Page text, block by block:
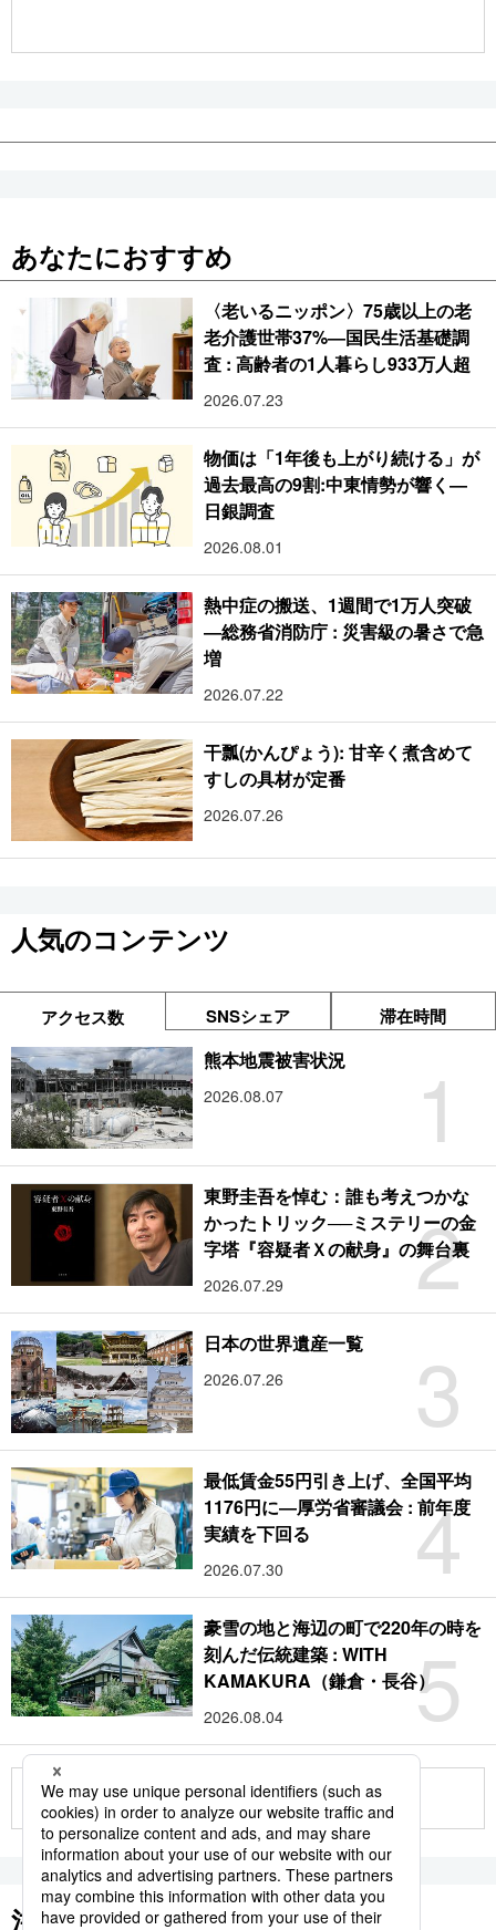
あなたにおすすめ
〈老いるニッポン〉75歳以上の老
老介護世帯37%―国民生活基礎調
査 : 高齢者の1人暮らし933万人超
2026.07.23
物価は「1年後も上がり続ける」が
過去最高の9割:中東情勢が響く―
日銀調査
2026.08.01
熱中症の搬送、1週間で1万人突破
―総務省消防庁 : 災害級の暑さで急
増
2026.07.22
干瓢(かんぴょう): 甘辛く煮含めて
すしの具材が定番
2026.07.26
人気のコンテンツ
アクセス数 SNSシェア 滞在時間
1
熊本地震被害状況
2026.08.07
2
東野圭吾を悼む：誰も考えつかな
かったトリック──ミステリーの金
字塔『容疑者Ｘの献身』の舞台裏
2026.07.29
3
日本の世界遺産一覧
2026.07.26
4
最低賃金55円引き上げ、全国平均
1176円に―厚労省審議会 : 前年度
実績を下回る
2026.07.30
5
豪雪の地と海辺の町で220年の時を
刻んだ伝統建築 : WITH
KAMAKURA（鎌倉・長谷）
2026.08.04
もっと見る
注目のキーワード